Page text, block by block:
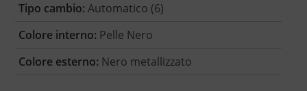
Tipo cambio: Automatico (6)
Colore interno: Pelle Nero
Colore esterno: Nero metallizzato